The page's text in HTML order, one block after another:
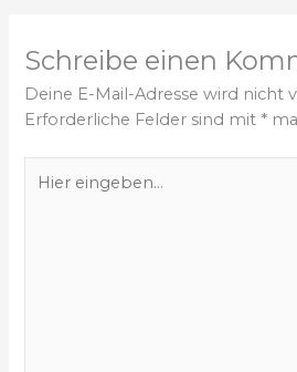
Schreibe einen
Deine E-Mail-Adresse wird nicht
Erforderliche Felder sind mit *